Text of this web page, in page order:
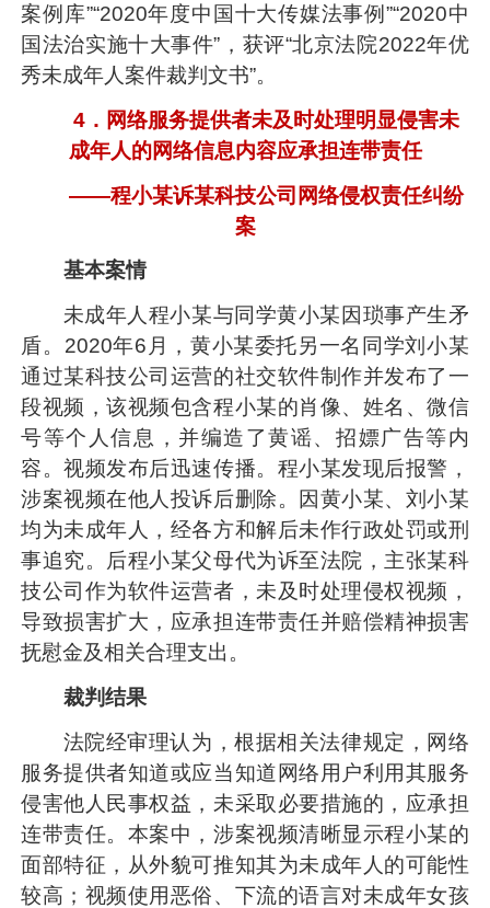
案例库”“2020年度中国十大传媒法事例”“2020中
国法治实施十大事件”，获评“北京法院2022年优
秀未成年人案件裁判文书”。
4．网络服务提供者未及时处理明显侵害未
成年人的网络信息内容应承担连带责任
——程小某诉某科技公司网络侵权责任纠纷
案
基本案情
未成年人程小某与同学黄小某因琐事产生矛
盾。2020年6月，黄小某委托另一名同学刘小某
通过某科技公司运营的社交软件制作并发布了一
段视频，该视频包含程小某的肖像、姓名、微信
号等个人信息，并编造了黄谣、招嫖广告等内
容。视频发布后迅速传播。程小某发现后报警，
涉案视频在他人投诉后删除。因黄小某、刘小某
均为未成年人，经各方和解后未作行政处罚或刑
事追究。后程小某父母代为诉至法院，主张某科
技公司作为软件运营者，未及时处理侵权视频，
导致损害扩大，应承担连带责任并赔偿精神损害
抚慰金及相关合理支出。
裁判结果
法院经审理认为，根据相关法律规定，网络
服务提供者知道或应当知道网络用户利用其服务
侵害他人民事权益，未采取必要措施的，应承担
连带责任。本案中，涉案视频清晰显示程小某的
面部特征，从外貌可推知其为未成年人的可能性
较高；视频使用恶俗、下流的语言对未成年女孩